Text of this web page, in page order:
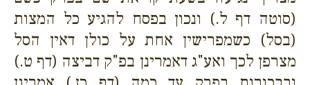
(סוטה דף ל.) ונכון בפסח להגיע כל המצות
(בסל) כשמפרישין אחת על כולן דאין הסל
מצרפן לכך ואע"ג דאמרינן בפ"ק דביצה (דף ט.)